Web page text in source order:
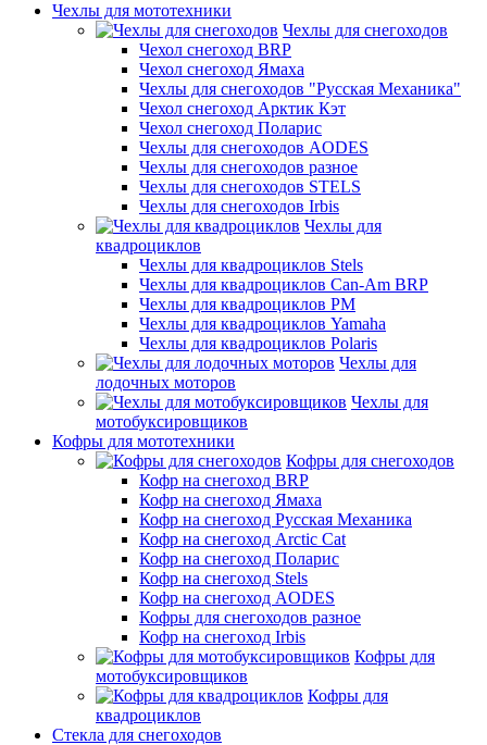
Чехлы для мототехники
Чехлы для снегоходов
Чехол снегоход BRP
Чехол снегоход Ямаха
Чехлы для снегоходов "Русская Механика"
Чехол снегоход Арктик Кэт
Чехол снегоход Поларис
Чехлы для снегоходов AODES
Чехлы для снегоходов разное
Чехлы для снегоходов STELS
Чехлы для снегоходов Irbis
Чехлы для
квадроциклов
Чехлы для квадроциклов Stels
Чехлы для квадроциклов Can-Am BRP
Чехлы для квадроциклов РМ
Чехлы для квадроциклов Yamaha
Чехлы для квадроциклов Polaris
Чехлы для
лодочных моторов
Чехлы для
мотобуксировщиков
Кофры для мототехники
Кофры для снегоходов
Кофр на снегоход BRP
Кофр на снегоход Ямаха
Кофр на снегоход Русская Механика
Кофр на снегоход Arctic Cat
Кофр на снегоход Поларис
Кофр на снегоход Stels
Кофр на снегоход AODES
Кофры для снегоходов разное
Кофр на снегоход Irbis
Кофры для
мотобуксировщиков
Кофры для
квадроциклов
Стекла для снегоходов